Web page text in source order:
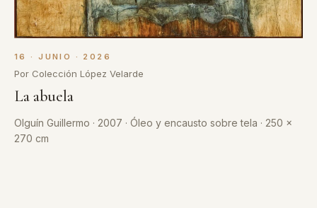
16 · JUNIO · 2026
Por Colección López Velarde
La abuela
Olguín Guillermo · 2007 · Óleo y encausto sobre tela · 250 x
270 cm